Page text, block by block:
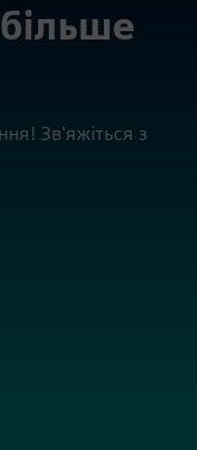
Зв'яжіться з